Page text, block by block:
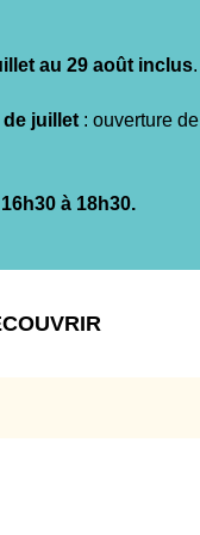
au 29 août inclus.
juillet : ouverture de
à 18h30.